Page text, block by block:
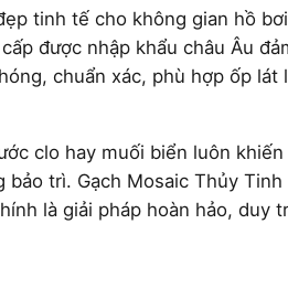
tinh tế cho không gian hồ
được nhập khẩu châu Âu
chuẩn xác, phù hợp ốp lát
clo hay muối biển luôn
trì. Gạch Mosaic Thủy Tinh
là giải pháp hoàn hảo, duy